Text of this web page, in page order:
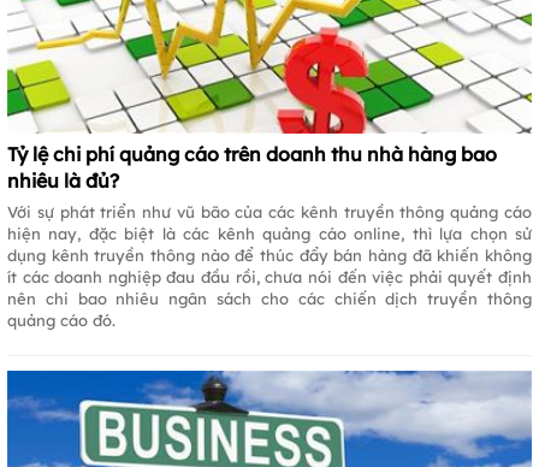
Tỷ lệ chi phí quảng cáo trên doanh thu nhà hàng bao
nhiêu là đủ?
Với sự phát triển như vũ bão của các kênh truyền thông quảng cáo
hiện nay, đặc biệt là các kênh quảng cáo online, thì lựa chọn sử
dụng kênh truyền thông nào để thúc đẩy bán hàng đã khiến không
ít các doanh nghiệp đau đầu rồi, chưa nói đến việc phải quyết định
nên chi bao nhiêu ngân sách cho các chiến dịch truyền thông
quảng cáo đó.